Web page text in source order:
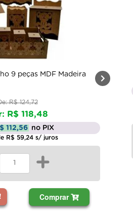
9 peças MDF Madeira
R$ 124,72
R$ 118,48
112,56 no PIX
R$ 59,24 s/ juros
+
Comprar